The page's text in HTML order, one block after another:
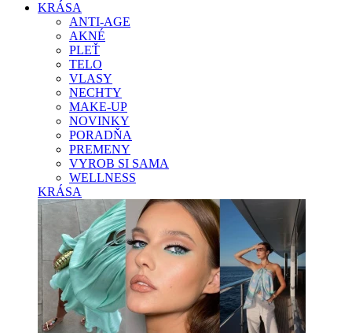
KRÁSA
ANTI-AGE
AKNÉ
PLEŤ
TELO
VLASY
NECHTY
MAKE-UP
NOVINKY
PORADŇA
PREMENY
VYROB SI SAMA
WELLNESS
KRÁSA